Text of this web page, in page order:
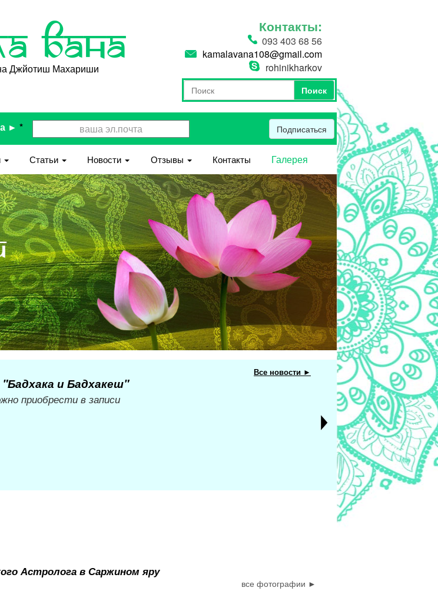
Вана
Джйотиш Махариши
Контакты:
093 403 68 56
kamalavana108@gmail.com
rohinikharkov
Форма поиска
Поиск
Поиск
► * Подписаться
Статьи Новости Отзывы Контакты Галерея
Все новости ►
и Бадхакеш"
приобрести в записи
Астролога в Саржином яру
все фотографии ►